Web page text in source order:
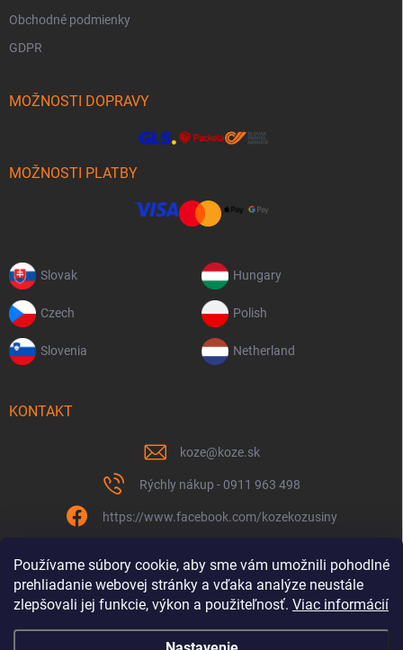
Používame súbory cookie, aby sme vám umožnili pohodlné
prehliadanie webovej stránky a vďaka analýze neustále
zlepšovali jej funkcie, výkon a použiteľnosť. Viac informácií
Obchodné podmienky
GDPR
MOŽNOSTI DOPRAVY
MOŽNOSTI PLATBY
Slovak Hungary
Czech Polish
Slovenia Netherland
KONTAKT
koze@koze.sk
Rýchly nákup - 0911 963 498
https://www.facebook.com/kozekozusiny